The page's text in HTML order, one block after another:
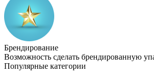
Брендирование
Возможность сделать брендированную
Популярные категории